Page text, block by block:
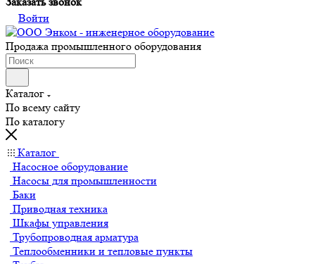
Войти
Продажа промышленного оборудования
Каталог
По всему сайту
По каталогу
Каталог
Насосное оборудование
Насосы для промышленности
Баки
Приводная техника
Шкафы управления
Трубопроводная арматура
Теплообменники и тепловые пункты